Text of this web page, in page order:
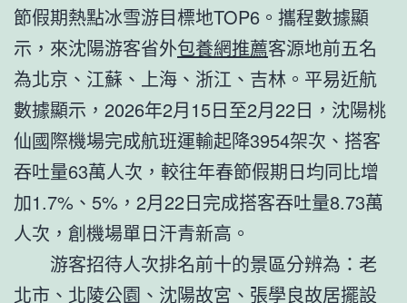
節假期熱點冰雪游目標地TOP6。攜程數據顯
示，來沈陽游客省外包養網推薦客源地前五名
為北京、江蘇、上海、浙江、吉林。平易近航
數據顯示，2026年2月15日至2月22日，沈陽桃
仙國際機場完成航班運輸起降3954架次、搭客
吞吐量63萬人次，較往年春節假期日均同比增
加1.7%、5%，2月22日完成搭客吞吐量8.73萬
人次，創機場單日汗青新高。
游客招待人次排名前十的景區分辨為：老
北市、北陵公園、沈陽故宮、張學良故居擺設